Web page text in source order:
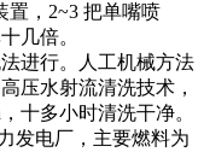
置，2~3 把单嘴喷
几倍。
进行。人工机械方法
压水射流清洗技术，
十多小时清洗干净。
发电厂，主要燃料为